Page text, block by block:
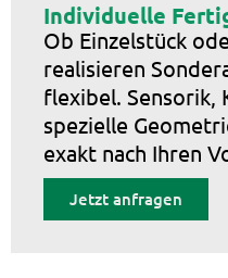
Individuelle
Ob Einzelstück
realisieren
flexibel. Sensorik,
spezielle
exakt nach Ihren
Jetzt anfragen